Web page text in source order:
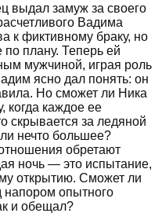
выдал замуж за своего
Вадима
к фиктивному браку, но
плану. Теперь ей
мужчиной, играя роль
ясно дал понять: он
Но сможет ли Ника
когда каждое ее
скрывается за ледяной
нечто большее?
обретают
ночь — это испытание,
открытию. Сможет ли
напором опытного
и обещал?